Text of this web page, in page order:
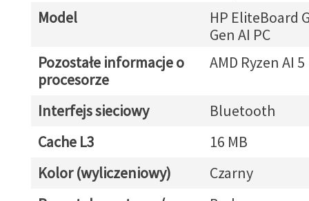
Model
HP EliteBoard
Gen AI PC
Pozostałe informacje o
procesorze
AMD Ryzen AI 5
Interfejs sieciowy
Bluetooth
Cache L3
16 MB
Kolor (wyliczeniowy)
Czarny